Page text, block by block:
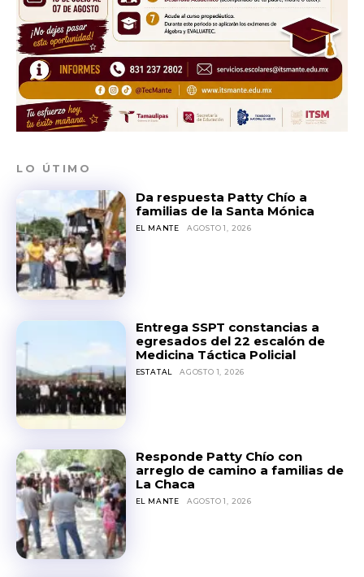
LO ÚTIMO
Da respuesta Patty Chío a
familias de la Santa Mónica
EL MANTE AGOSTO 1, 2026
Entrega SSPT constancias a
egresados del 22 escalón de
Medicina Táctica Policial
ESTATAL AGOSTO 1, 2026
Responde Patty Chío con
arreglo de camino a familias de
La Chaca
EL MANTE AGOSTO 1, 2026